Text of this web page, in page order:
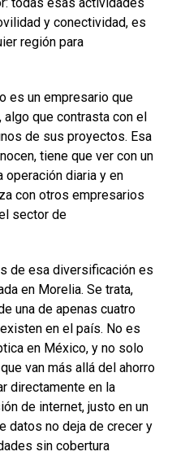
y conectividad, es
región para
es un empresario que
que contrasta con el
de sus proyectos. Esa
tiene que ver con un
diaria y en
con otros empresarios
sector de
de esa diversificación es
en Morelia. Se trata,
una de apenas cuatro
en el país. No es
en México, y no solo
van más allá del ahorro
directamente en la
de internet, justo en un
datos no deja de crecer y
sin cobertura